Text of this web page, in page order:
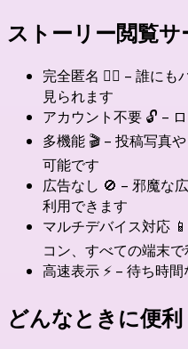
ストーリー閲覧
完全匿名 🕵️‍♂️ – 誰にも
見られます
アカウント不要 🔓 –
多機能 🎬 – 投稿写真
可能です
広告なし 🚫 – 邪魔な
利用できます
マルチデバイス対応
コン、すべての端末
高速表示 ⚡ – 待ち時
どんなときに便利